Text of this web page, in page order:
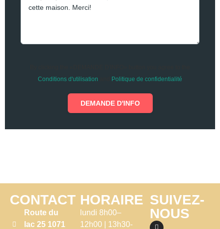
Conditions d'utilisation
Politique de confidentialité
DEMANDE D'INFO
CONTACT
Route du
lac 25 1071
HORAIRE
lundi 8h00–
12h00 | 13h30-
SUIVEZ-
NOUS